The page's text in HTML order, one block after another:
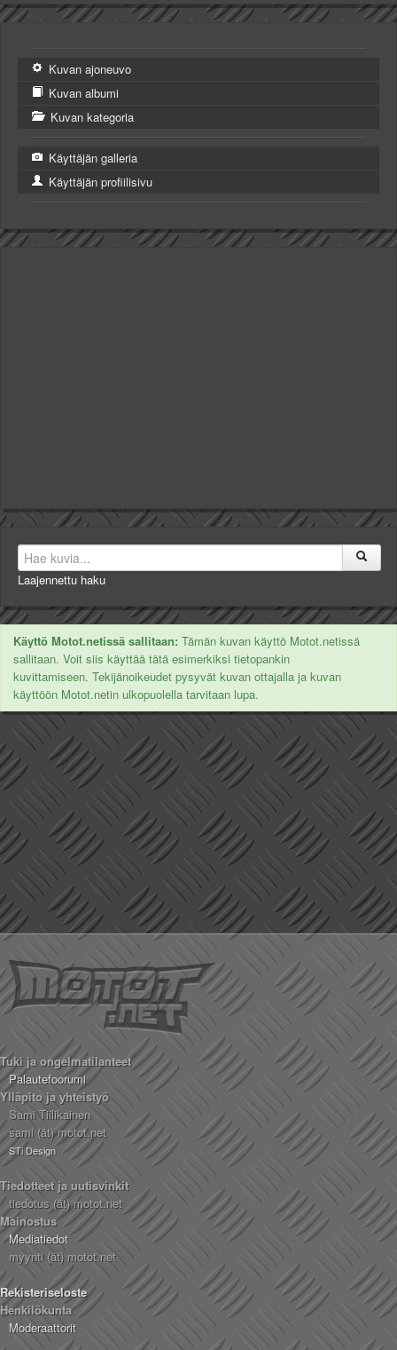
Kuvan ajoneuvo
Kuvan albumi
Kuvan kategoria
Käyttäjän galleria
Käyttäjän profiilisivu
Laajennettu haku
Käyttö Motot.netissä sallitaan: Tämän kuvan käyttö Motot.netissä
sallitaan. Voit siis käyttää tätä esimerkiksi tietopankin
kuvittamiseen. Tekijänoikeudet pysyvät kuvan ottajalla ja kuvan
käyttöön Motot.netin ulkopuolella tarvitaan lupa.
Tuki ja ongelmatilanteet
Palautefoorumi
Ylläpito ja yhteistyö
Sami Tiilikainen
sami (ät) motot.net
STi Design
Tiedotteet ja uutisvinkit
tiedotus (ät) motot.net
Mainostus
Mediatiedot
myynti (ät) motot.net
Rekisteriseloste
Henkilökunta
Moderaattorit